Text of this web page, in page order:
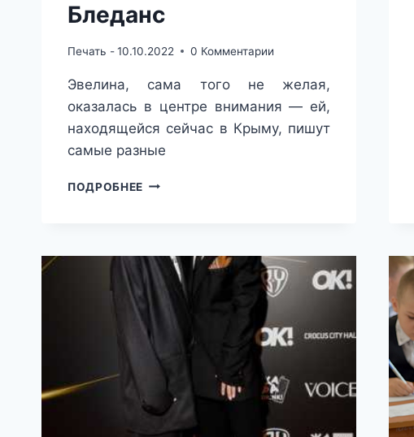
Бледанс
Печать -10.10.2022 0 Комментарии
Эвелина, сама того не желая,
оказалась в центре внимания — ей,
находящейся сейчас в Крыму, пишут
самые разные
ПОДРОБНЕЕ СТРАШНО
КРЫМУ?
ЭМОЦИОНАЛЬНО
ОТВЕТИЛА
ЭВЕЛИНА
БЛЕДАНС